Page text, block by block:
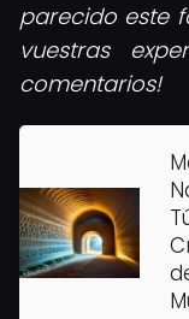
parecido este
vuestras
comentarios!